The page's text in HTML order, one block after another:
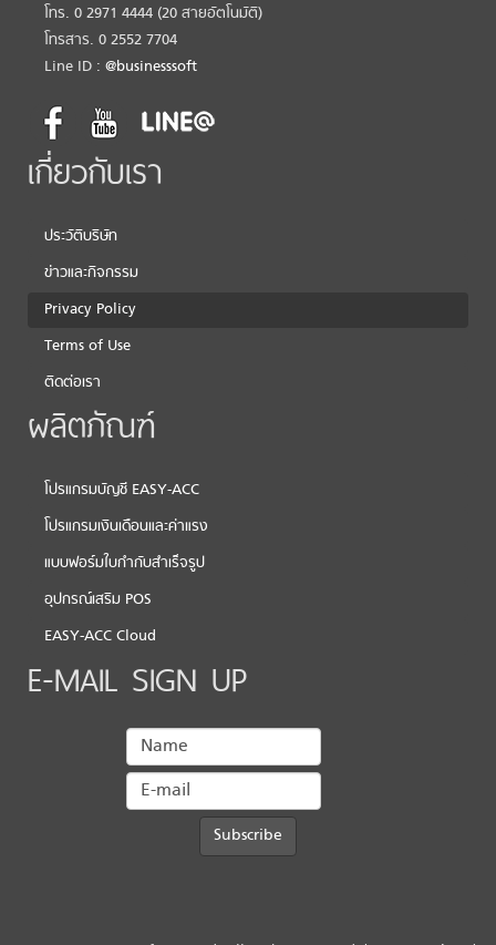
โทร. 0 2971 4444 (20 สายอัตโนมัติ)
โทรสาร. 0 2552 7704
Line ID : @businesssoft
เกี่ยวกับเรา
ประวัติบริษัท
ข่าวและกิจกรรม
Privacy Policy
Terms of Use
ติดต่อเรา
ผลิตภัณฑ์
โปรแกรมบัญชี EASY-ACC
โปรแกรมเงินเดือนและค่าแรง
แบบฟอร์มใบกำกับสำเร็จรูป
อุปกรณ์เสริม POS
EASY-ACC Cloud
E-MAIL SIGN UP